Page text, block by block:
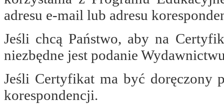
adresu e-mail lub adresu
Jeśli chcą Państwo, aby na
niezbędne jest podanie
Jeśli Certyfikat ma być doręczony
korespondencji.